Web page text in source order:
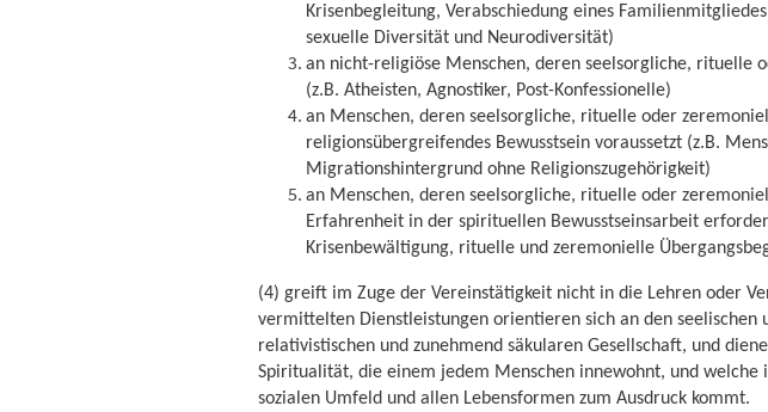
Krisenbegleitung, Verabschiedung eines
sexuelle Diversität und Neurodiversität)
an nicht-religiöse Menschen, deren seelsorgliche, rituelle
(z.B. Atheisten, Agnostiker, Post-Konfessionelle)
an Menschen, deren seelsorgliche, rituelle oder
religionsübergreifendes Bewusstsein voraussetzt (z.B.
Migrationshintergrund ohne Religionszugehörigkeit)
an Menschen, deren seelsorgliche, rituelle oder
Erfahrenheit in der spirituellen Bewusstseinsarbeit
Krisenbewältigung, rituelle und zeremonielle
(4) greift im Zuge der Vereinstätigkeit nicht in die Lehren oder
vermittelten Dienstleistungen orientieren sich an den
relativistischen und zunehmend säkularen Gesellschaft, und
Spiritualität, die einem jedem Menschen innewohnt, und
sozialen Umfeld und allen Lebensformen zum Ausdruck kommt.